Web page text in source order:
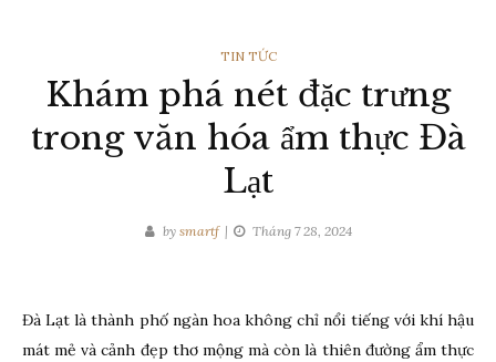
THỂ
LOẠI
TIN TỨC
Khám phá nét đặc trưng
trong văn hóa ẩm thực Đà
Lạt
by smartf Tháng 7 28, 2024
Đà Lạt là thành phố ngàn hoa không chỉ nổi tiếng với khí hậu
mát mẻ và cảnh đẹp thơ mộng mà còn là thiên đường ẩm thực